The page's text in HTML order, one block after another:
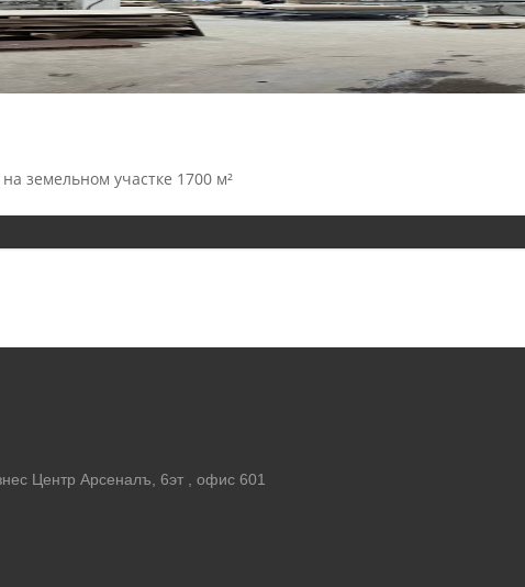
земельном участке 1700 м²
Центр Арсеналъ, 6эт , офис 601